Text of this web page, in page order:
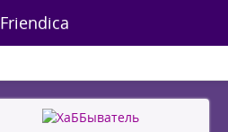
Friendica